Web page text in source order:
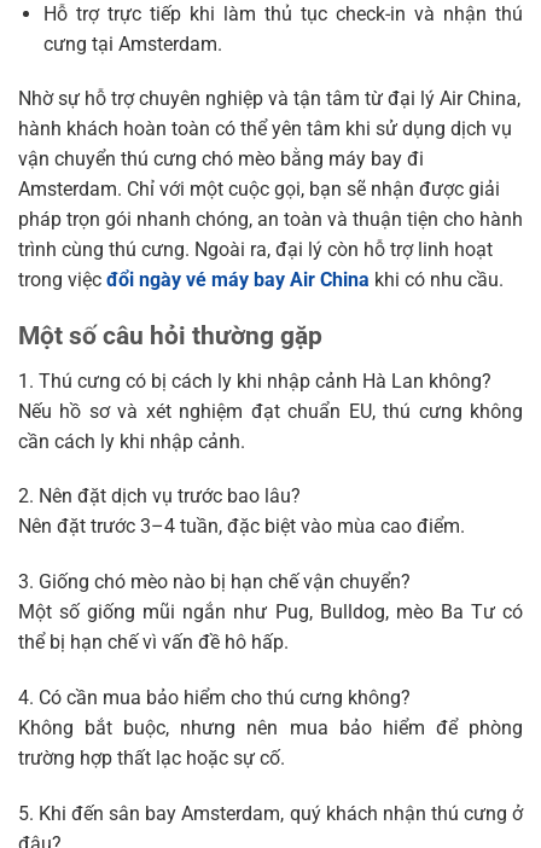
Hỗ trợ trực tiếp khi làm thủ tục check-in và nhận thú
cưng tại Amsterdam.
Nhờ sự hỗ trợ chuyên nghiệp và tận tâm từ đại lý Air China,
hành khách hoàn toàn có thể yên tâm khi sử dụng dịch vụ
vận chuyển thú cưng chó mèo bằng máy bay đi
Amsterdam. Chỉ với một cuộc gọi, bạn sẽ nhận được giải
pháp trọn gói nhanh chóng, an toàn và thuận tiện cho hành
trình cùng thú cưng. Ngoài ra, đại lý còn hỗ trợ linh hoạt
trong việc đổi ngày vé máy bay Air China khi có nhu cầu.
Một số câu hỏi thường gặp
1. Thú cưng có bị cách ly khi nhập cảnh Hà Lan không?
Nếu hồ sơ và xét nghiệm đạt chuẩn EU, thú cưng không
cần cách ly khi nhập cảnh.
2. Nên đặt dịch vụ trước bao lâu?
Nên đặt trước 3–4 tuần, đặc biệt vào mùa cao điểm.
3. Giống chó mèo nào bị hạn chế vận chuyển?
Một số giống mũi ngắn như Pug, Bulldog, mèo Ba Tư có
thể bị hạn chế vì vấn đề hô hấp.
4. Có cần mua bảo hiểm cho thú cưng không?
Không bắt buộc, nhưng nên mua bảo hiểm để phòng
trường hợp thất lạc hoặc sự cố.
5. Khi đến sân bay Amsterdam, quý khách nhận thú cưng ở